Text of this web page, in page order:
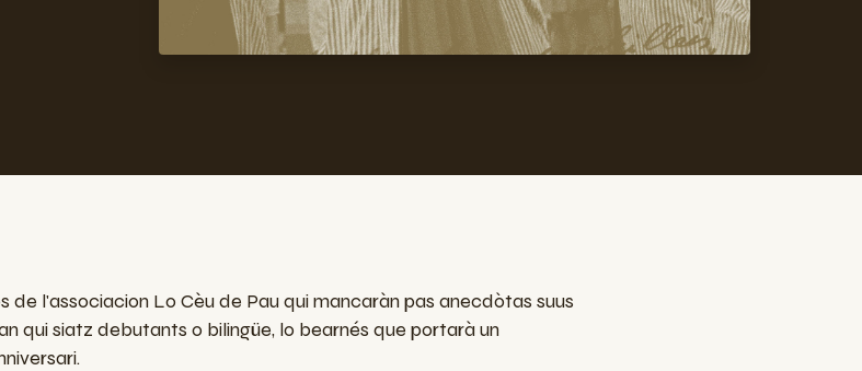
l'associacion Lo Cèu de Pau qui mancaràn pas anecdòtas suus
qui siatz debutants o bilingüe, lo bearnés que portarà un